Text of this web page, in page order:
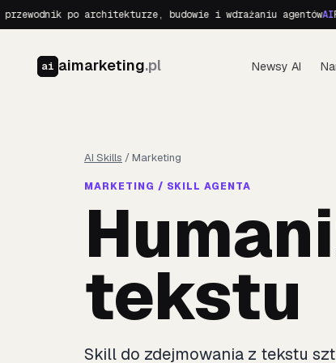
po architekturze, budowie i wdrażaniu agentówAI
ai aimarketing.pl Newsy AI
AI Skills /Marketing
MARKETING / SKILL AGENTA
tekstu
Skill do zdejmowania z tekstu